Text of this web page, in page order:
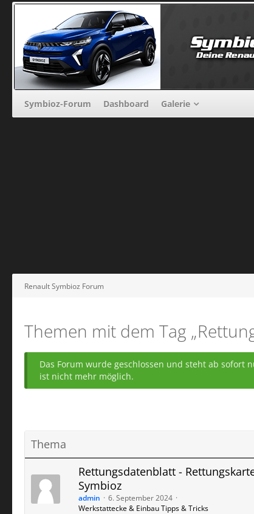
Symbioz-Forum Dashboard Galerie
Renault Symbioz Forum
Themen mit dem Tag
Das Forum wurde geschlossen und steht ab sofort
ist nicht mehr möglich.
Thema
Rettungsdatenblatt -
Symbioz
admin
6. September 2024
Werkstattecke & Einbau Tipps & Tricks